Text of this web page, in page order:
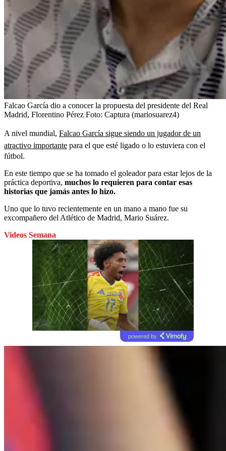
Falcao García dio a conocer la propuesta del presidente del Real
Madrid, Florentino Pérez Foto: Captura (mariosuarez4)
A nivel mundial, Falcao García sigue siendo un jugador de un
atractivo importante para el que esté ligado o lo estuviera con el
fútbol.
En este tiempo que se ha tomado el goleador para estar lejos de la
práctica deportiva, muchos lo requieren para contar esas
historias que jamás antes lo hizo.
Uno que lo tuvo recientemente en un mano a mano fue su
excompañero del Atlético de Madrid, Mario Suárez.
Videos Semana
powered by